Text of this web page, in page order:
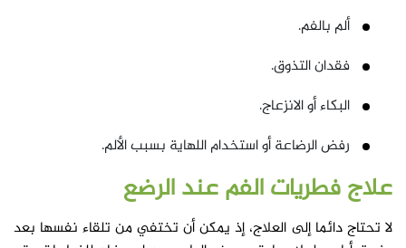
ألم بالفم.
فقدان التذوق.
البكاء أو الانزعاج.
رفض الرضاعة أو استخدام اللهاية بسبب الألم.
علاجفطريات الفم عند الرضع
لا تحتاج دائما إلى العلاج، إذ يمكن أن تختفي من تلقاء نفسها بعد